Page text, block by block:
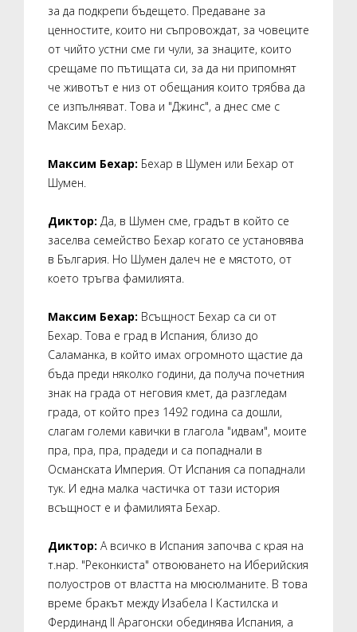
за да подкрепи бъдещето. Предаване за
ценностите, които ни съпровождат, за човеците
от чийто устни сме ги чули, за знаците, които
срещаме по пътищата си, за да ни припомнят
че животът е низ от обещания които трябва да
се изпълняват. Това и "Джинс", а днес сме с
Максим Бехар.
Максим Бехар: Бехар в Шумен или Бехар от
Шумен.
Диктор: Да, в Шумен сме, градът в който се
заселва семейство Бехар когато се установява
в България. Но Шумен далеч не е мястото, от
което тръгва фамилията.
Максим Бехар: Всъщност Бехар са си от
Бехар. Това е град в Испания, близо до
Саламанка, в който имах огромното щастие да
бъда преди няколко години, да получа почетния
знак на града от неговия кмет, да разгледам
града, от който през 1492 година са дошли,
слагам големи кавички в глагола "идвам", моите
пра, пра, пра, прадеди и са попаднали в
Османската Империя. От Испания са попаднали
тук. И една малка частичка от тази история
всъщност е и фамилията Бехар.
Диктор: А всичко в Испания започва с края на
т.нар. "Реконкиста" отвоюването на Иберийския
полуостров от властта на мюсюлманите. В това
време бракът между Изабела I Кастилска и
Фердинанд II Арагонски обединява Испания, а